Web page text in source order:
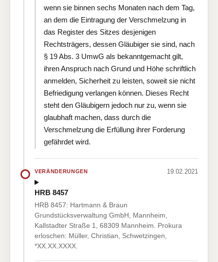
wenn sie binnen sechs Monaten nach dem Tag,
an dem die Eintragung der Verschmelzung in
das Register des Sitzes desjenigen
Rechtsträgers, dessen Gläubiger sie sind, nach
§ 19 Abs. 3 UmwG als bekanntgemacht gilt,
ihren Anspruch nach Grund und Höhe schriftlich
anmelden, Sicherheit zu leisten, soweit sie nicht
Befriedigung verlangen können. Dieses Recht
steht den Gläubigern jedoch nur zu, wenn sie
glaubhaft machen, dass durch die
Verschmelzung die Erfüllung ihrer Forderung
gefährdet wird.
VERÄNDERUNGEN 19.02.2021
HRB 8457
HRB 8457: Hartmann & Braun
Grundstücksverwaltung GmbH, Mannheim,
Kallstadter Straße 1, 68309 Mannheim. Prokura
erloschen: Müller, Christian, Schwetzingen,
*XX.XX.XXXX.